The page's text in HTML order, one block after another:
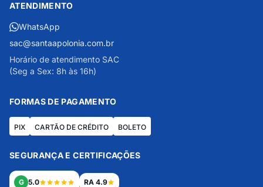
ATENDIMENTO
WhatsApp
sac@santaapolonia.com.br
Horário de atendimento SAC
(Seg a Sex: 8h às 16h)
FORMAS DE PAGAMENTO
PIX CARTÃO DE CRÉDITO BOLETO
SEGURANÇA E CERTIFICAÇÕES
G 5.0 RA 4.9